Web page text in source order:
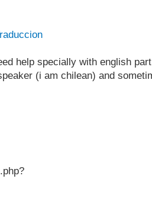
help specially with english
(i am chilean) and